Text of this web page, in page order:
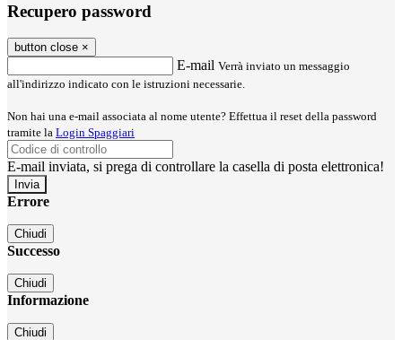
Recupero password
button close ×
E-mail Verrà inviato un messaggio
all'indirizzo indicato con le istruzioni necessarie.
Non hai una e-mail associata al nome utente? Effettua il reset della password
tramite la Login Spaggiari
E-mail inviata, si prega di controllare la casella di posta elettronica!
Errore
Chiudi
Successo
Chiudi
Informazione
Chiudi